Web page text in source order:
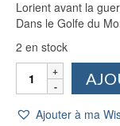
Lorient avant la
Dans le Golfe du
2 en stock
quantité
Ar Ajouter à ma